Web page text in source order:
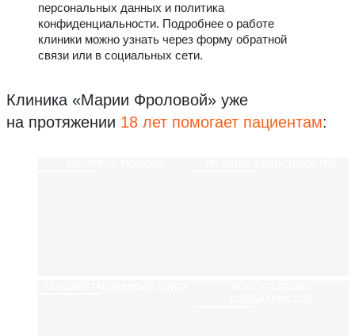
персональных данных и политика
конфиденциальности. Подробнее о работе
клиники можно узнать через форму обратной
связи или в социальных сети.
Клиника «Марии Фроловой» уже
на протяжении 18 лет помогает пациентам: